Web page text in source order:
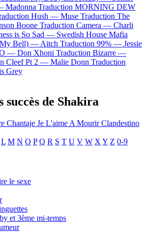
Madonna Traduction MORNING DEW
Hush — Muse Traduction The
Boone Traduction Camera — Charli
is So Sad — Swedish House Mafia
My Bell) — Aitch Traduction 99% — Jessie
— Don Xhoni Traduction Bizarre —
Cleef Pt 2 — Malie Donn Traduction
Grey
succès de Shakira
Chantaje Je L'aime A MourirClandestino
L M N O P Q R S T U V W X Y Z 0-9
le sexe
et 3ème mi-temps